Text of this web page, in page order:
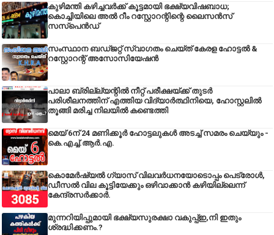
കുഴിമന്തി കഴിച്ചവർക്ക് കൂട്ടമായി ഭക്ഷ്യവിഷബാധ;
കൊച്ചിയിലെ അൽ റീം റസ്റ്റോറന്റിന്റെ ലൈസൻസ്
സസ്പെൻഡ്
സംസ്ഥാന ബഡ്‌ജറ്റ് സ്വാഗതം ചെയ്ത് കേരള ഹോട്ടൽ &
റസ്റ്റോറന്റ് അസോസിയേഷൻ
പാലാ ബ്രില്ല്യന്റിൽ നീറ്റ് പരീക്ഷയ്ക്ക് തുടർ
പരിശീലനത്തിന് എത്തിയ വിദ്യാർത്ഥിനിയെ, ഹോസ്റ്റലിൽ
തൂങ്ങി മരിച്ച നിലയിൽ കണ്ടെത്തി
മെയ് 6ന് 24 മണിക്കൂർ ഹോട്ടലുകൾ അടച്ച് സമരം ചെയ്യും -
കെ.എച്ച്.ആർ.എ.
കൊമേർഷ്യൽ ഗ്യാസ് വിലവർധനയോടൊപ്പം പെട്രോൾ,
ഡീസല്‍ വില കൂട്ടിയേക്കും ഒഴിവാക്കാന്‍ കഴിയില്ലെന്ന്
കേന്ദ്രസര്‍ക്കാര്‍.
മുന്നറിയിപ്പുമായി ഭക്ഷ്യസുരക്ഷാ വകുപ്പ്ഇ,നി ഇതും
ശ്രദ്ധിക്കണം.?